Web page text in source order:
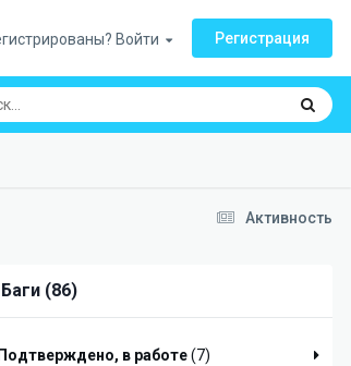
Войти Регистрация
Активность
Баги (86)
Подтверждено, в работе(7)